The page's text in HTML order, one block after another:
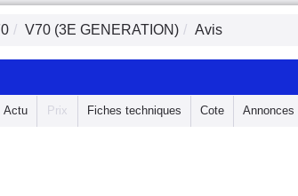
V70 (3E GENERATION) Avis
Actu Prix Fiches techniques Cote Annonces